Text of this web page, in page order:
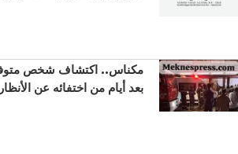
مكناس.. اكتشاف شخص
بعد أيام من اختفائه عن الأنظار